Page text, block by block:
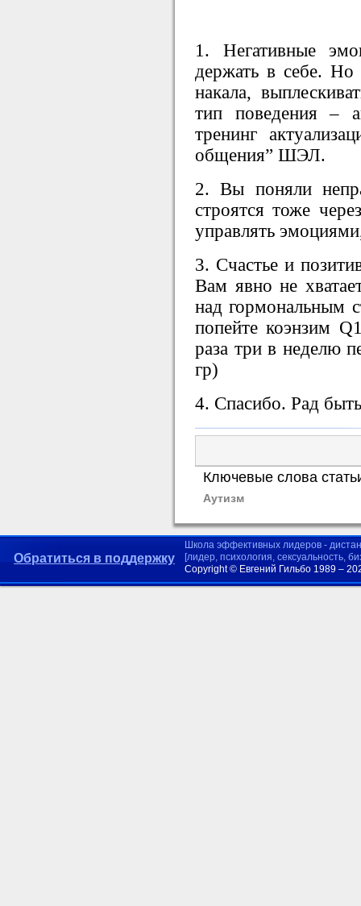
1. Негативные
держать в себе.
накала,
тип поведения –
тренинг
общения” ШЭЛ.
2. Вы поняли
строятся тоже
управлять
3. Счастье и
Вам явно не
над гормональным
попейте коэнзим
раза три в неделю
гр)
4. Спасибо. Рад
Ключевые слова
Аутизм
Обратиться в поддержку
Школа эффективных лидеров -
[лидер, психология, сексуальность,
Copyright © Евгений Гильбо 1989 –